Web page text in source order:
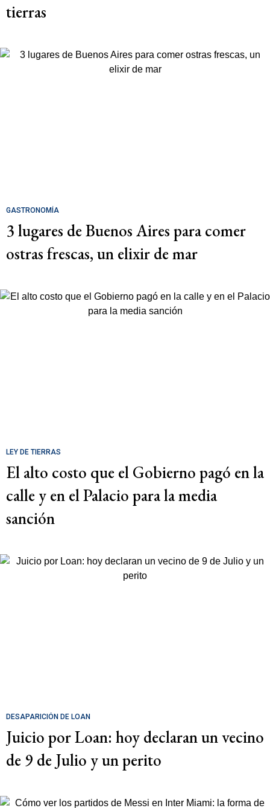
tierras
GASTRONOMÍA
3 lugares de Buenos Aires para comer
ostras frescas, un elixir de mar
LEY DE TIERRAS
El alto costo que el Gobierno pagó en la
calle y en el Palacio para la media
sanción
DESAPARICIÓN DE LOAN
Juicio por Loan: hoy declaran un vecino
de 9 de Julio y un perito